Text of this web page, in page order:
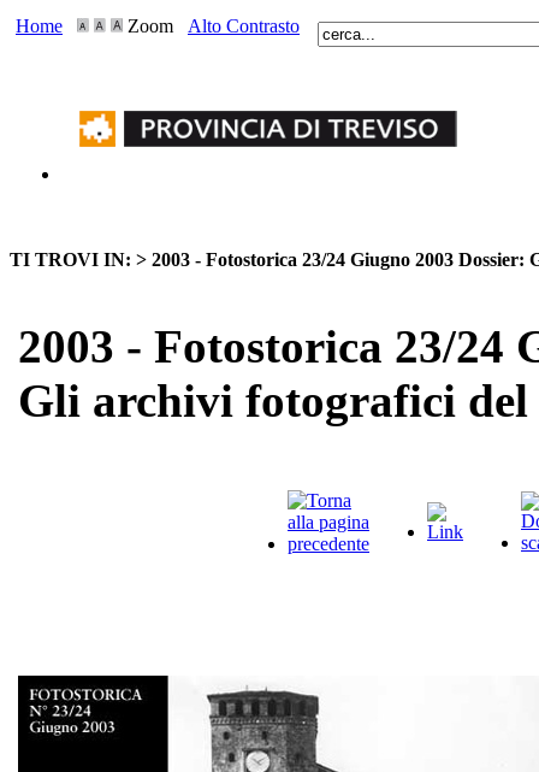
Home Zoom Alto Contrasto
TI TROVI IN: > 2003 - Fotostorica 23/24 Giugno 2003
2003 - Fotostorica 23/24
Gli archivi fotografici del